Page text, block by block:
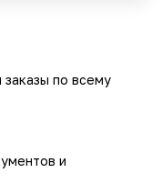
по всему
и